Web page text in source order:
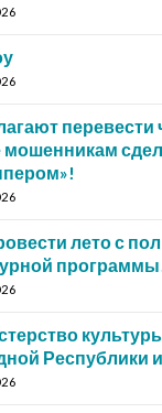
перевести
мошенникам
лето с
Республики